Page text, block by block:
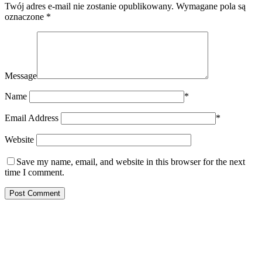
Twój adres e-mail nie zostanie opublikowany. Wymagane pola są
oznaczone *
Message
Name *
Email Address *
Website
Save my name, email, and website in this browser for the next
time I comment.